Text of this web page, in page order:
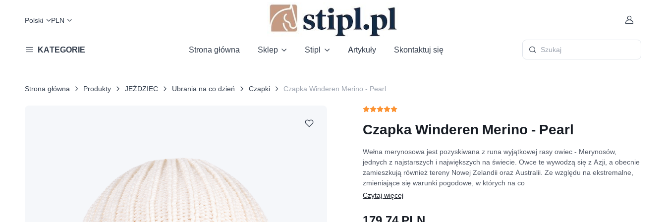
Polski PLN Konto
KATEGORIE Strona główna Sklep Stipl Artykuły Skontaktuj się Szukaj
Strona główna Produkty JEŹDZIEC Ubrania na co dzień Czapki Czapka Winderen Merino - Pearl
Czapka Winderen Merino - Pearl
Wełna merynosowa jest pozyskiwana z runa wyjątkowej rasy owiec - Merynosów,
jednych z najstarszych i największych na świecie. Owce te wywodzą się z Azji, a obecnie
zamieszkują również tereny Nowej Zelandii oraz Australii. Ze względu na ekstremalne,
zmieniające się warunki pogodowe, w których na co